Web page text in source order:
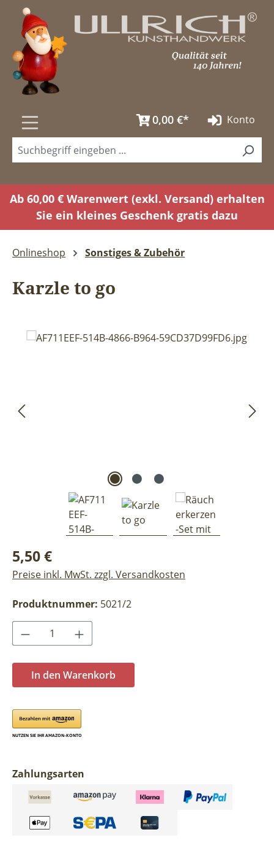
Zum Hauptinhalt springen
0,00 €* Konto
Ab 60,00 € Warenwert (exkl. Versand) erhalten
Sie ein kleines Geschenk gratis dazu
Onlineshop Sonstiges & Zubehör
Karzle to go
Bildergalerie überspringen
Regulärer Preis:
5,50 €
Preise inkl. MwSt. zzgl. Versandkosten
Produktnummer: 5021/2
Produkt Anzahl: Gib den gewünschten
In den Warenkorb
Zahlungsarten